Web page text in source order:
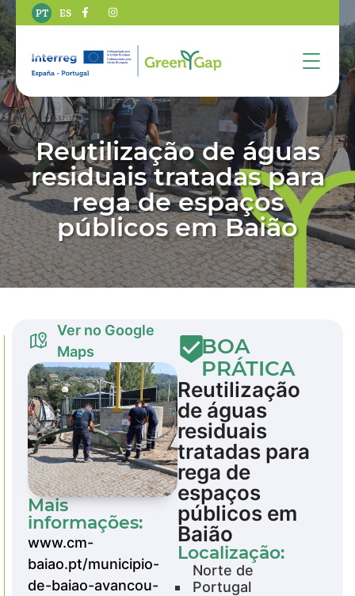
PT ES
Reutilização de águas
residuais tratadas para
rega de espaços
públicos em Baião
BOA
PRÁTICA
Reutilização
de águas
residuais
tratadas para
rega de
espaços
públicos em
Baião
Localização:
Norte de
Portugal
Ver no Google
Maps
Mais
informações:
www.cm-
baiao.pt/municipio-
de-baiao-avancou-